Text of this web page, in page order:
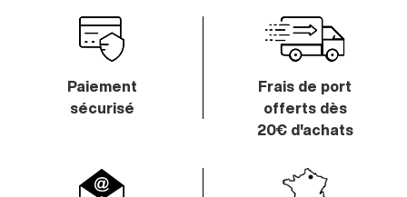
Paiement
sécurisé
Frais de port
offerts dès
20€ d'achats